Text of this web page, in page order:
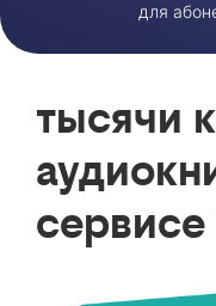
для
тысячи
сервисе